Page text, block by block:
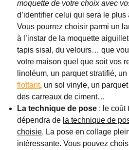
moquette de votre choix avec
d’identifier celui qui sera le
Vous pourrez choisir parmi un
à l’instar de la moquette
tapis sisal, du velours… que
votre maison quel que soit vos
linoléum, un parquet stratifié,
flottant, un sol vinyle, un
des carreaux de ciment…
La technique de pose : le coût
dépendra de la technique de
choisie. La pose en collage
intéressante. Vous pouvez